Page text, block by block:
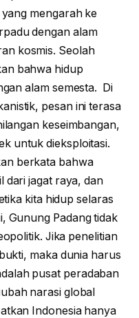
mengarah ke
dengan alam
kosmis. Seolah
bahwa hidup
alam semesta. Di
pesan ini terasa
keseimbangan,
untuk dieksploitasi.
berkata bahwa
dari jagat raya, dan
kita hidup selaras
Gunung Padang tidak
Jika penelitian
maka dunia harus
pusat peradaban
narasi global
Indonesia hanya